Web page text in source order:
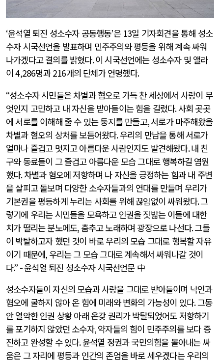
‘윤석열 퇴진 성소수자 공동행동’은 13일 기자회견을 통해 성소
수자 시국선언을 발표하며 민주주의와 평등을 위해 계속 싸워
나가겠다고 결의를 밝혔다.이 시국선언에는 성소수자 및 앨라
이4,286명과216개의 단체가 연명했다.
“성소수자 시민들은 차별과 혐오로 가득 찬 세상에서 사랑이 무
엇인지 고민하고 내 자신을 받아들이는 힘을 길렀다.사회 곳곳
에 서로를 이해해 줄 수 있는 둥지를 만들고,서로가 마주해왔을
차별과 혐오의 상처를 보듬어왔다.우리의 만남을 통해 서로가
얼마나 즐겁고 멋지고 아름다운 사람인지도 발견해왔다.내 친
구와 동료들이 그 즐겁고 아름다운 모습 그대로 행복하길 염원
했다.차별과 혐오에 저항하며 나 자신을 긍정하는 힘과 내 주변
을 살피고 돌보며 다양한 소수자들과의 연대를 만들며 우리가
기본권을 평등하게 누리는 사회를 위해 끊임없이 싸워왔다.그
렇기에 우리는 시민들을 모욕하고 인권을 짓밟는 이들에 대한
치가 떨리는 분노에도, 춤추고 노래하며 광장으로 나선다.그들
이 박탈하고자 했던 것이 바로 우리의 모습 그대로 행복할 자유
이기 때문에, 우리는 그 모습 그대로 계속해서 싸워나갈 것이
다.” -윤석열 퇴진 성소수자 시국선언문 中
성소수자들이 자신의 모습과 사랑을 그대로 받아들이며 낙인과
혐오에 굴하지 않아 온 힘에 미래와 변화의 가능성이 있다.그동
안 열악한 인권 상황 아래 온갖 권리가 박탈되었어도 저항하기
를 포기하지 않았던 소수자,약자들의 힘이 민주주의를 보다 증
진하고 완성할 수 있다.윤석열 정권과 국민의힘을 몰아내는 싸
움은 그 자리에 평등과 인간의 존엄을 바로 세우겠다는 우리의